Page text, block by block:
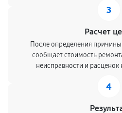
3
Расчет
После определения
сообщает стоимость
неисправности и
4